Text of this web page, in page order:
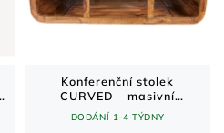
Konferenční stolek
CURVED – masivní
sheeshamové dřevo /
přírodní / 100 cm
DODÁNÍ 1-4 TÝDNY